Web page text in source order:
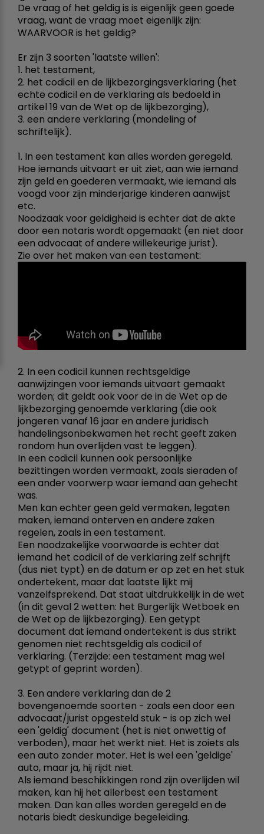
De vraag of het geldig is is eigenlijk geen goede
vraag, want de vraag moet eigenlijk zijn:
WAARVOOR is het geldig?
Er zijn 3 soorten 'laatste willen':
1. het testament,
2. het codicil en de lijkbezorgingsverklaring (het
echte codicil en de verklaring als bedoeld in
artikel 19 van de Wet op de lijkbezorging),
3. een andere verklaring (mondeling of
schriftelijk).
1. In een testament kan alles worden geregeld.
Hoe iemands uitvaart er uit ziet, aan wie iemand
zijn geld en goederen vermaakt, wie iemand als
voogd voor zijn minderjarige kinderen aanwijst
etc.
Noodzaak voor geldigheid is echter dat de akte
door een notaris wordt opgemaakt (en niet door
een advocaat of andere willekeurige jurist).
Zie over het maken van een testament:
2. In een codicil kunnen rechtsgeldige
aanwijzingen voor iemands uitvaart gemaakt
worden; dit geldt ook voor de in de Wet op de
lijkbezorging genoemde verklaring (die ook
jongeren vanaf 16 jaar en andere juridisch
handelingsonbekwamen het recht geeft zaken
rondom hun overlijden vast te leggen).
In een codicil kunnen ook persoonlijke
bezittingen worden vermaakt, zoals sieraden of
een ander voorwerp waar iemand aan gehecht
was.
Men kan echter geen geld vermaken, legaten
maken, iemand onterven en andere zaken
regelen, zoals in een testament.
Een noodzakelijke voorwaarde is echter dat
iemand het codicil of de verklaring zelf schrijft
(dus niet typt) en de datum er op zet en het stuk
ondertekent, maar dat laatste lijkt mij
vanzelfsprekend. Dat staat uitdrukkelijk in de wet
(in dit geval 2 wetten: het Burgerlijk Wetboek en
de Wet op de lijkbezorging). Een getypt
document dat iemand ondertekent is dus strikt
genomen niet rechtsgeldig als codicil of
verklaring. (Terzijde: een testament mag wel
getypt of geprint worden).
3. Een andere verklaring dan de 2
bovengenoemde soorten - zoals een door een
advocaat/jurist opgesteld stuk - is op zich wel
een 'geldig' document (het is niet onwettig of
verboden), maar het werkt niet. Het is zoiets als
een auto zonder moter. Het is wel een 'geldige'
auto, maar ja, hij rijdt niet.
Als iemand beschikkingen rond zijn overlijden wil
maken, kan hij het allerbest een testament
maken. Dan kan alles worden geregeld en de
notaris biedt deskundige begeleiding.